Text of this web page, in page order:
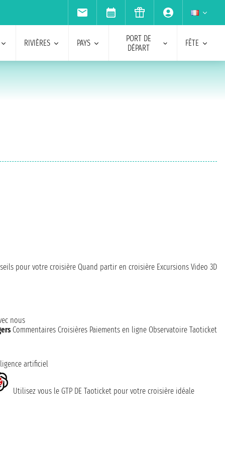
RIVIÈRES PAYS
PORT DE
DÉPART
FÊTE
pour votre croisière Quand partir en croisière Excursions Video 3D
nous
Commentaires Croisières Paiements en ligne Observatoire Taoticket
artificiel
Utilisez vous le GTP DE Taoticket pour votre croisière idéale